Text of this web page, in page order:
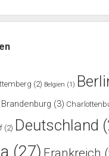
(2) Belgien (1)
Brandenburg (3)
(2) Deutschland
(27) Frankreich